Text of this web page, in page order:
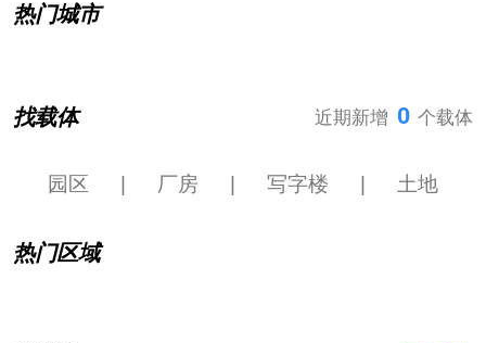
热门城市
找载体 近期新增 0 个载体
园区 厂房 写字楼 土地
热门区域